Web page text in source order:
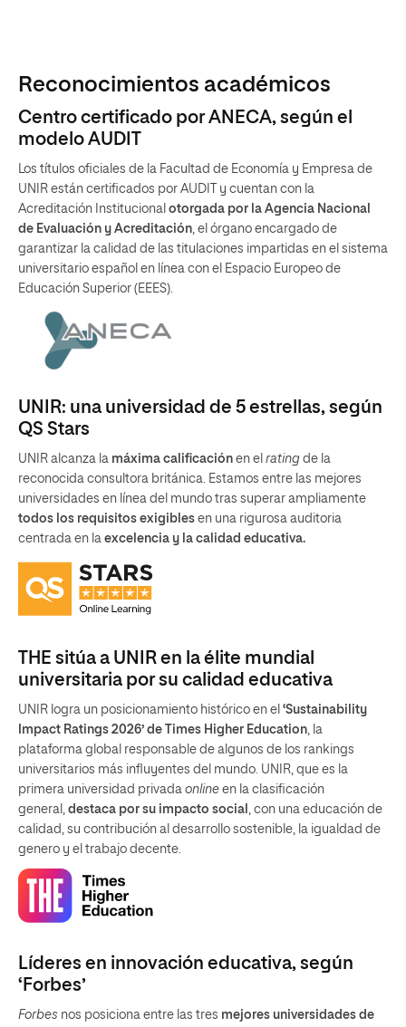
Reconocimientos académicos
Centro certificado por ANECA, según el
modelo AUDIT
Los títulos oficiales de la Facultad de Economía y Empresa de
UNIR están certificados por AUDIT y cuentan con la
Acreditación Institucional otorgada por la Agencia Nacional
de Evaluación y Acreditación , el órgano encargado de
garantizar la calidad de las titulaciones impartidas en el sistema
universitario español en línea con el Espacio Europeo de
Educación Superior (EEES).
UNIR: una universidad de 5 estrellas, según
QS Stars
UNIR alcanza la máxima calificación en el rating de la
reconocida consultora británica. Estamos entre las mejores
universidades en línea del mundo tras superar ampliamente
todos los requisitos exigibles en una rigurosa auditoria
centrada en la excelencia y la calidad educativa.
THE sitúa a UNIR en la élite mundial
universitaria por su calidad educativa
UNIR logra un posicionamiento histórico en el ‘Sustainability
Impact Ratings 2026’ de Times Higher Education, la
plataforma global responsable de algunos de los rankings
universitarios más influyentes del mundo. UNIR, que es la
primera universidad privada online en la clasificación
general, destaca por su impacto social , con una educación de
calidad, su contribución al desarrollo sostenible, la igualdad de
genero y el trabajo decente.
Líderes en innovación educativa, según
‘Forbes’
Forbes nos posiciona entre las tres mejores universidades de